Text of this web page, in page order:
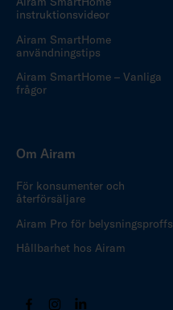
instruktionsvideor
Airam SmartHome
användningstips
Airam SmartHome – Vanliga
frågor
Om Airam
För konsumenter och
återförsäljare
Airam Pro för belysningsproffs
Hållbarhet hos Airam